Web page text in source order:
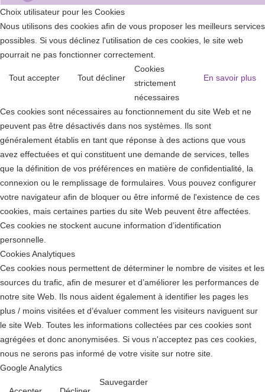
Choix utilisateur pour les Cookies
Nous utilisons des cookies afin de vous proposer les meilleurs services
possibles. Si vous déclinez l'utilisation de ces cookies, le site web
pourrait ne pas fonctionner correctement.
Tout accepter Tout décliner En savoir plus
Cookies
strictement
nécessaires
Ces cookies sont nécessaires au fonctionnement du site Web et ne
peuvent pas être désactivés dans nos systèmes. Ils sont
généralement établis en tant que réponse à des actions que vous
avez effectuées et qui constituent une demande de services, telles
que la définition de vos préférences en matière de confidentialité, la
connexion ou le remplissage de formulaires. Vous pouvez configurer
votre navigateur afin de bloquer ou être informé de l'existence de ces
cookies, mais certaines parties du site Web peuvent être affectées.
Ces cookies ne stockent aucune information d’identification
personnelle.
Cookies Analytiques
Ces cookies nous permettent de déterminer le nombre de visites et les
sources du trafic, afin de mesurer et d’améliorer les performances de
notre site Web. Ils nous aident également à identifier les pages les
plus / moins visitées et d’évaluer comment les visiteurs naviguent sur
le site Web. Toutes les informations collectées par ces cookies sont
agrégées et donc anonymisées. Si vous n'acceptez pas ces cookies,
nous ne serons pas informé de votre visite sur notre site.
Google Analytics
Sauvegarder